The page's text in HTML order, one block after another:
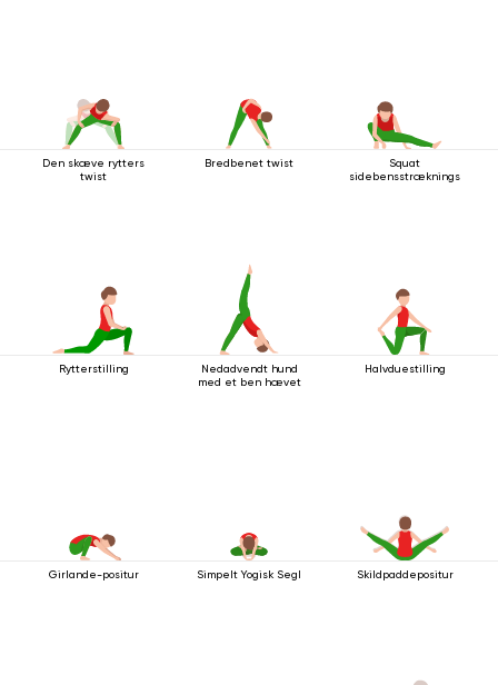
Den skæve rytters
twist
Bredbenet twist
Squat
sidebensstrækningsstilling
Rytterstilling
Nedadvendt hund
med et ben hævet
Halvduestilling
Girlande-positur Simpelt Yogisk Segl Skildpaddepositur